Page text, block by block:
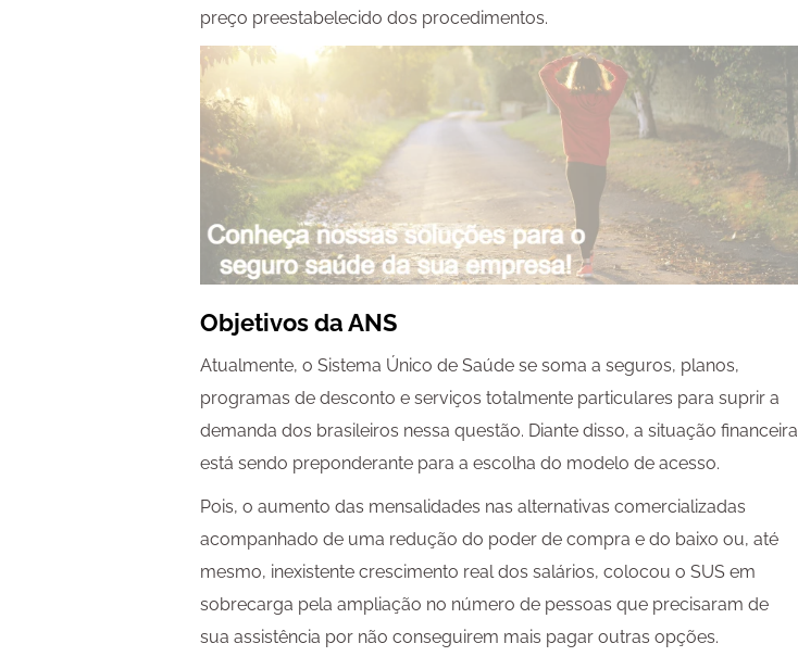
preço preestabelecido dos procedimentos.
Objetivos da ANS
Atualmente, o Sistema Único de Saúde se soma a seguros, planos,
programas de desconto e serviços totalmente particulares para suprir a
demanda dos brasileiros nessa questão. Diante disso, a situação financeira
está sendo preponderante para a escolha do modelo de acesso.
Pois, o aumento das mensalidades nas alternativas comercializadas
acompanhado de uma redução do poder de compra e do baixo ou, até
mesmo, inexistente crescimento real dos salários, colocou o SUS em
sobrecarga pela ampliação no número de pessoas que precisaram de
sua assistência por não conseguirem mais pagar outras opções.